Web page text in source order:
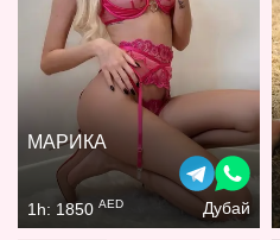
МАРИКА
1h: 1850 AED Дубай